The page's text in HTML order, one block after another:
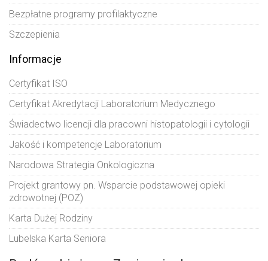
Bezpłatne programy profilaktyczne
Szczepienia
Informacje
Certyfikat ISO
Certyfikat Akredytacji Laboratorium Medycznego
Świadectwo licencji dla pracowni histopatologii i cytologii
Jakość i kompetencje Laboratorium
Narodowa Strategia Onkologiczna
Projekt grantowy pn. Wsparcie podstawowej opieki
zdrowotnej (POZ)
Karta Dużej Rodziny
Lubelska Karta Seniora